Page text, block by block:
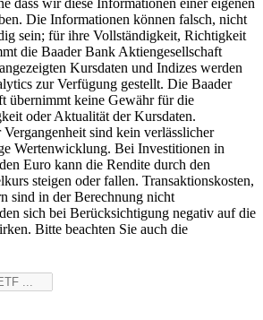
Die Informationen können falsch, nicht
sein; für ihre Vollständigkeit, Richtigkeit
die Baader Bank Aktiengesellschaft
Kursdaten und Indizes werden
zur Verfügung gestellt. Die Baader
übernimmt keine Gewähr für die
oder Aktualität der Kursdaten.
sind kein verlässlicher
Wertenwicklung. Bei Investitionen in
Euro kann die Rendite durch den
steigen oder fallen. Transaktionskosten,
sind in der Berechnung nicht
sich bei Berücksichtigung negativ auf die
Bitte beachten Sie auch die